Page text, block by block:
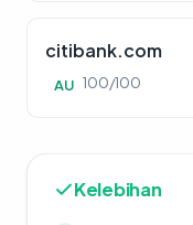
citibank.com
AU 100/100
Kelebihan